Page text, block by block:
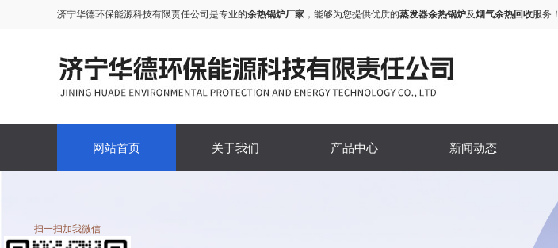
济宁华德环保能源科技有限责任公司是专业的余热锅炉厂家 ，能够为您提供优质的蒸发器余热锅炉及烟气余热回收服务！
网站首页 关于我们 产品中心 新闻动态
扫一扫加我微信